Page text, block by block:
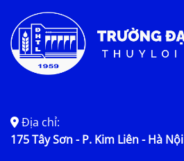
Địa chỉ:
175 Tây Sơn - P. Kim Liên - Hà Nội